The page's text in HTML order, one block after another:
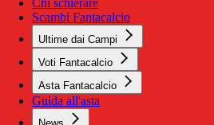
Chi schierare
Scambi Fantacalcio
Ultime dai Campi
Voti Fantacalcio
Asta Fantacalcio
Guida all'asta